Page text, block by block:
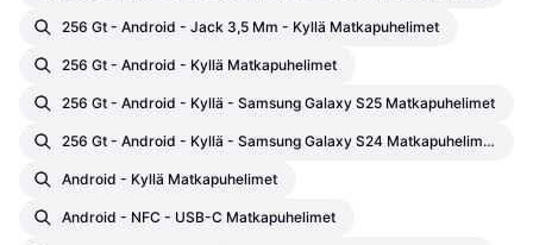
256 Gt - Android - Jack 3,5 Mm - Kyllä Matkapuhelimet
256 Gt - Android - Kyllä Matkapuhelimet
256 Gt - Android - Kyllä - Samsung Galaxy S25 Matkapuhelimet
256 Gt - Android - Kyllä - Samsung Galaxy S24 Matkapuhelimet
Android - Kyllä Matkapuhelimet
Android - NFC - USB-C Matkapuhelimet